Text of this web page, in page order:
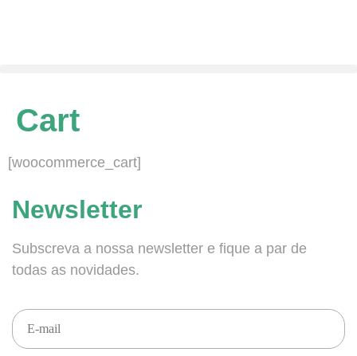
Cart
[woocommerce_cart]
Newsletter
Subscreva a nossa newsletter e fique a par de
todas as novidades.